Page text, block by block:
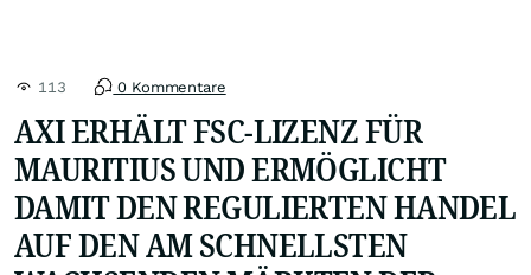
113 0 Kommentare
AXI ERHÄLT FSC-LIZENZ FÜR
MAURITIUS UND ERMÖGLICHT
DAMIT DEN REGULIERTEN HANDEL
AUF DEN AM SCHNELLSTEN